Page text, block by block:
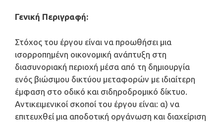
Γενική Περιγραφή:
Στόχος του έργου είναι να προωθήσει μια
ισορροπημένη οικονομική ανάπτυξη στη
διασυνοριακή περιοχή μέσα από τη δημιουργία
ενός βιώσιμου δικτύου μεταφορών με ιδιαίτερη
έμφαση στο οδικό και σιδηροδρομικό δίκτυο.
Αντικειμενικοί σκοποί του έργου είναι: α) να
επιτευχθεί μια αποδοτική οργάνωση και διαχείριση